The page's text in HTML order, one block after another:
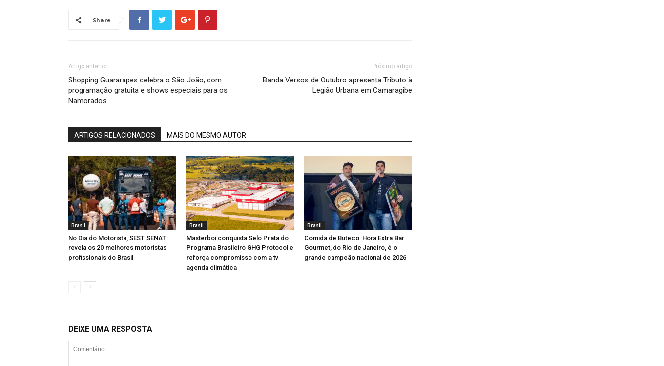
Share
Artigo anterior
Shopping Guararapes celebra o São João, com
programação gratuita e shows especiais para os
Namorados
Próximo artigo
Banda Versos de Outubro apresenta Tributo à
Legião Urbana em Camaragibe
ARTIGOS RELACIONADOS MAIS DO MESMO AUTOR
Brasil
No Dia do Motorista, SEST SENAT
revela os 20 melhores motoristas
profissionais do Brasil
Brasil
Masterboi conquista Selo Prata do
Programa Brasileiro GHG Protocol e
reforça compromisso com a tv
agenda climática
Brasil
Comida de Buteco: Hora Extra Bar
Gourmet, do Rio de Janeiro, é o
grande campeão nacional de 2026
DEIXE UMA RESPOSTA